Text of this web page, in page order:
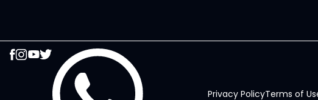
Privacy PolicyTerms of